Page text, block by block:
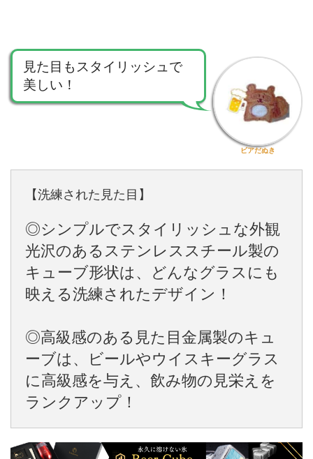
見た目もスタイリッシュで
美しい！
ビアだぬき
【洗練された見た目】
◎シンプルでスタイリッシュな外観
光沢のあるステンレススチール製の
キューブ形状は、どんなグラスにも
映える洗練されたデザイン！
◎高級感のある見た目金属製のキュ
ーブは、ビールやウイスキーグラス
に高級感を与え、飲み物の見栄えを
ランクアップ！